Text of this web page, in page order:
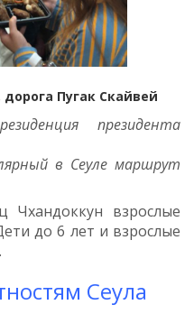
Пугак Скайвей
президента
в Сеуле маршрут
Чхандоккун взрослые
до 6 лет и взрослые
Сеула